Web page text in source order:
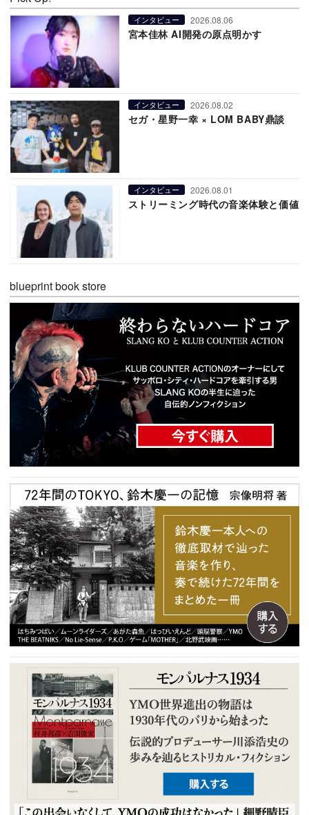
インタビュー 2026.08.06
宮本佳林 AI開発の原点明かす
インタビュー 2026.08.02
セガ・星野一幸 × LOM BABY鼎談
インタビュー 2026.08.01
ストリーミング時代の音楽体験と価値
blueprint book store